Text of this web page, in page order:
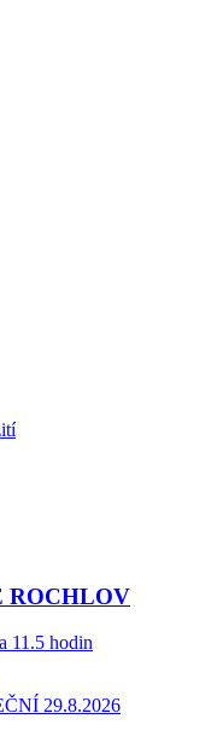
ROCHLOV
11.5 hodin
29.8.2026